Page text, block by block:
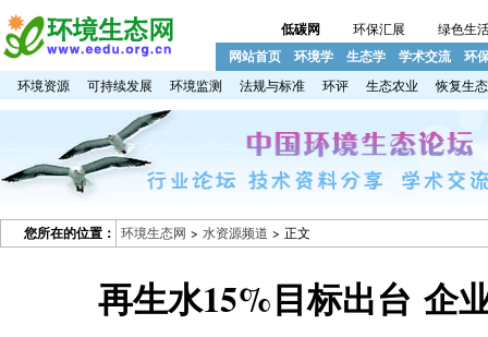
低碳网 环保汇展 绿色生
网站首页 环境学 生态学 学术交流 环
环境资源 可持续发展 环境监测 法规与标准 环评 生态农业 恢复生态
您所在的位置： 环境生态网 > 水资源频道 > 正文
再生水15%目标出台 企